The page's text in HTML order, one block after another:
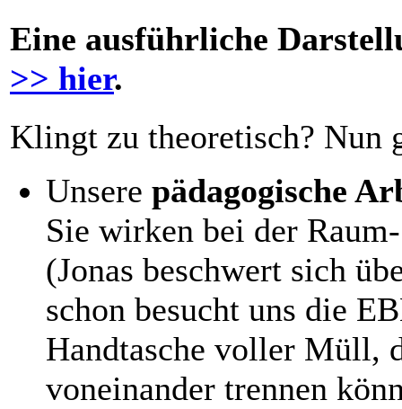
Eine ausführliche
>> hier.
Klingt zu theoretisch? Nun
Unsere pädagogische
Sie wirken bei der
(Jonas beschwert sich
schon besucht uns die
Handtasche voller Müll,
voneinander trennen